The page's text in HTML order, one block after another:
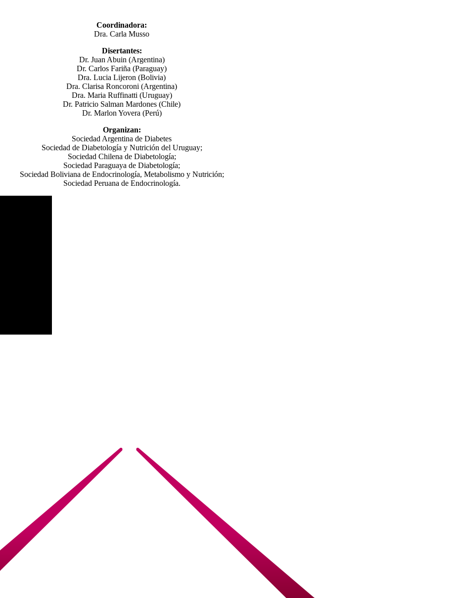
Coordinadora:
Dra. Carla Musso
Disertantes:
Dr. Juan Abuin (Argentina)
Dr. Carlos Fariña (Paraguay)
Dra. Lucia Lijeron (Bolivia)
Dra. Clarisa Roncoroni (Argentina)
Dra. Maria Ruffinatti (Uruguay)
Dr. Patricio Salman Mardones (Chile)
Dr. Marlon Yovera (Perú)
Organizan:
Sociedad Argentina de Diabetes
Sociedad de Diabetología y Nutrición del Uruguay;
Sociedad Chilena de Diabetología;
Sociedad Paraguaya de Diabetología;
Sociedad Boliviana de Endocrinología, Metabolismo y Nutrición;
Sociedad Peruana de Endocrinología.